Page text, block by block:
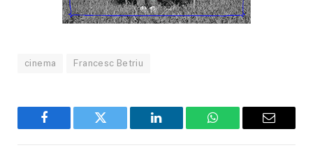
cinema Francesc Betriu
Facebook Twitter LinkedIn WhatsAppEmail